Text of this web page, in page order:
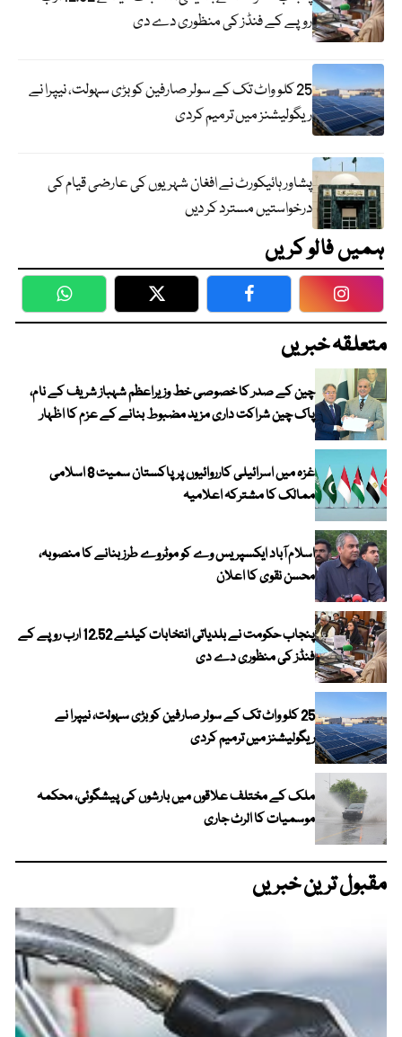
روپے کے فنڈز کی منظوری دے دی
25 کلو واٹ تک کے سولر صارفین کو بڑی سہولت، نیپرا نے
ریگولیشنز میں ترمیم کردی
پشاور ہائیکورٹ نے افغان شہریوں کی عارضی قیام کی
درخواستیں مسترد کر دیں
ہمیں فالو کریں
WhatsApp Twitter Facebook
متعلقہ خبریں
چین کے صدر کا خصوصی خط وزیراعظم شہباز شریف کے نام،
پاک چین شراکت داری مزید مضبوط بنانے کے عزم کا اظہار
غزہ میں اسرائیلی کارروائیوں پر پاکستان سمیت 8 اسلامی
ممالک کا مشترکہ اعلامیہ
اسلام آباد ایکسپریس وے کو موٹروے طرز بنانے کا منصوبہ،
محسن نقوی کا اعلان
پنجاب حکومت نے بلدیاتی انتخابات کیلئے 12.52 ارب روپے کے
فنڈز کی منظوری دے دی
25 کلو واٹ تک کے سولر صارفین کو بڑی سہولت، نیپرا نے
ریگولیشنز میں ترمیم کردی
ملک کے مختلف علاقوں میں بارشوں کی پیشگوئی، محکمہ
موسمیات کا الرٹ جاری
مقبول ترین خبریں